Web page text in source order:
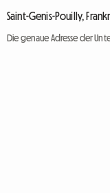
Saint-Genis-Pouilly,
Die genaue Adresse der